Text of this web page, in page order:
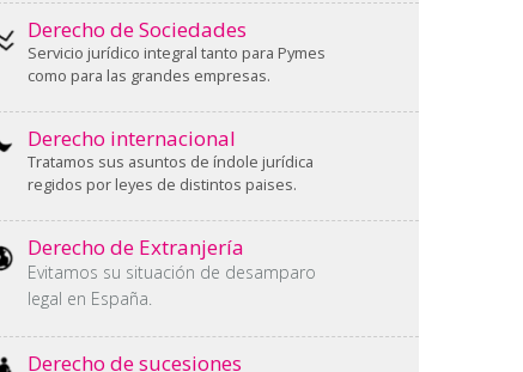
Derecho de Sociedades
Servicio jurídico integral tanto para Pymes
como para las grandes empresas.
Derecho internacional
Tratamos sus asuntos de índole jurídica
regidos por leyes de distintos paises.
Derecho de Extranjería
Evitamos su situación de desamparo
legal en España.
Derecho de sucesiones